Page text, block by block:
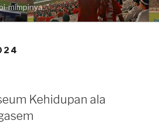
mimpinya.."
Kehidupan ala